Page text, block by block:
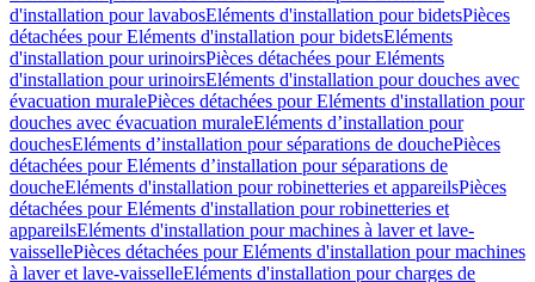
d'installation pour lavabosEléments d'installation pour bidetsPièces
détachées pour Eléments d'installation pour bidetsEléments
d'installation pour urinoirsPièces détachées pour Eléments
d'installation pour urinoirsEléments d'installation pour douches avec
évacuation muralePièces détachées pour Eléments d'installation pour
douches avec évacuation muraleEléments d’installation pour
douchesEléments d’installation pour séparations de douchePièces
détachées pour Eléments d’installation pour séparations de
doucheEléments d'installation pour robinetteries et appareilsPièces
détachées pour Eléments d'installation pour robinetteries et
appareilsEléments d'installation pour machines à laver et lave-
vaissellePièces détachées pour Eléments d'installation pour machines
à laver et lave-vaisselleEléments d'installation pour charges de